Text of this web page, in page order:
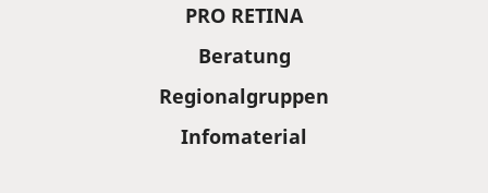
PRO RETINA
Beratung
Regionalgruppen
Infomaterial